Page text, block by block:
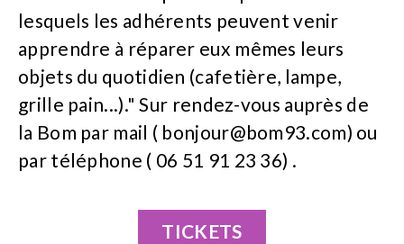
lesquels les adhérents peuvent venir
apprendre à réparer eux mêmes leurs
objets du quotidien (cafetière, lampe,
grille pain...)." Sur rendez-vous auprès de
la Bom par mail ( bonjour@bom93.com) ou
par téléphone ( 06 51 91 23 36) .
TICKETS